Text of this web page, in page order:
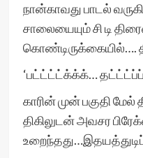
நான்காவது பாடல்
சாலையையும் சி டி
கொண்டிருக்கையில்….
‘பட்ட்ட்ட்க்க்க்…
காரின் முன் பகுதி
திகிலுடன் அவசர